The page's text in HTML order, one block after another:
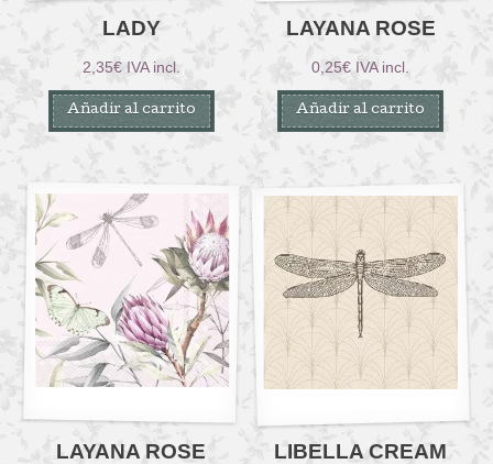
LADY
2,35€ IVA incl.
Añadir al carrito
LAYANA ROSE
0,25€ IVA incl.
Añadir al carrito
LAYANA ROSE LIBELLA CREAM